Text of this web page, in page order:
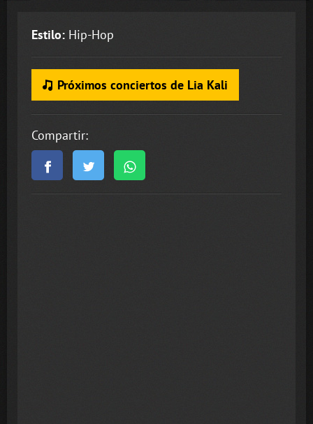
Estilo: Hip-Hop
Próximos conciertos de Lia Kali
Compartir: